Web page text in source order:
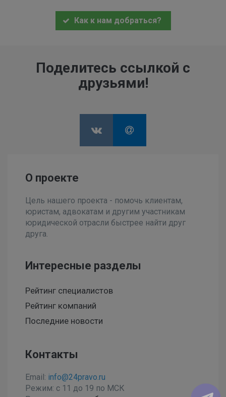
Как к нам добраться?
Поделитесь ссылкой с
друзьями!
О проекте
Цель нашего проекта - помочь клиентам,
юристам, адвокатам и другим участникам
юридической отрасли быстрее найти друг
друга.
Интересные разделы
Рейтинг специалистов
Рейтинг компаний
Последние новости
Контакты
Email: info@24pravo.ru
Режим: с 11 до 19 по МСК